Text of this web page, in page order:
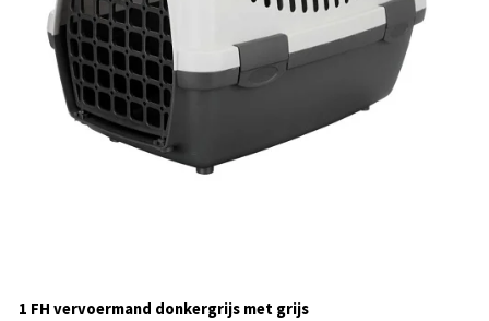
1 FH vervoermand donkergrijs met grijs